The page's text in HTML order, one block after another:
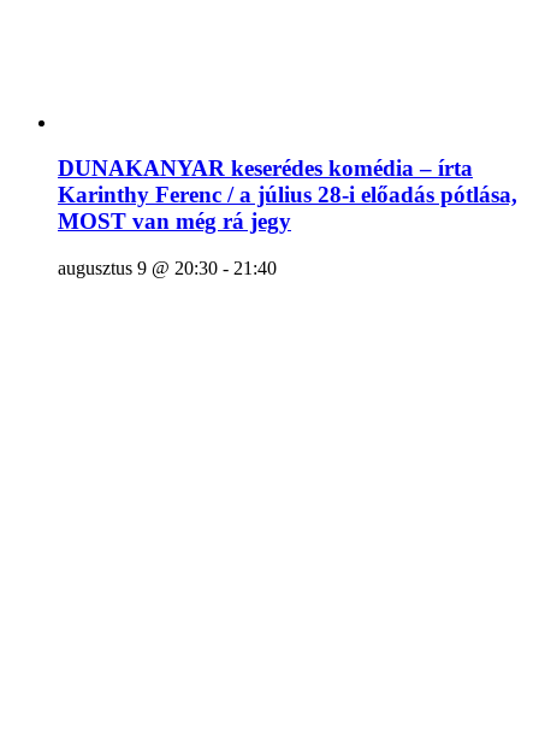
DUNAKANYAR keserédes komédia – írta
Karinthy Ferenc / a július 28-i előadás pótlása,
MOST van még rá jegy
augusztus 9 @ 20:30 - 21:40